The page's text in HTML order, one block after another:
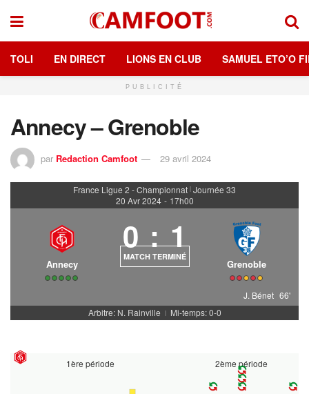
TOLI EN DIRECT LIONS EN CLUB SAMUEL ETO’O
PUBLICITÉ
Annecy – Grenoble
par Redaction Camfoot 29 avril 2024
France Ligue 2 - Championnat | Journée 33
20 Avr 2024 - 17h00
Annecy
0 : 1
MATCH TERMINÉ
Grenoble
J. Bénet 66'
Arbitre: N. Rainville
| Mi-temps: 0-0
1ère période 2ème période